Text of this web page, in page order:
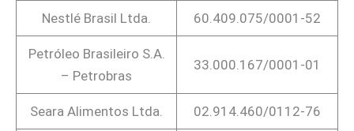
Nestlé Brasil Ltda. 60.409.075/0001-52
Petróleo Brasileiro S.A.
– Petrobras
33.000.167/0001-01
Seara Alimentos Ltda. 02.914.460/0112-76